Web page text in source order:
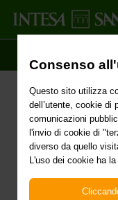
Consenso
Questo sito utilizza
dell’utente, cookie di
comunicazioni
l'invio di cookie di
diverso da quello
L'uso dei cookie ha